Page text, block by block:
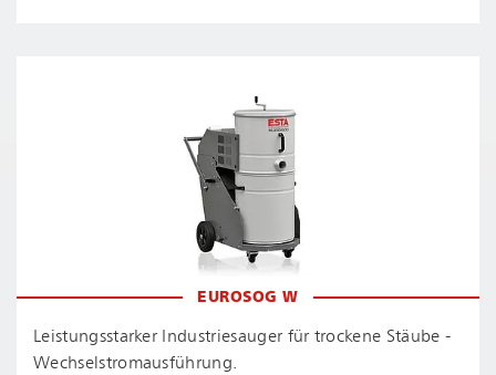
EUROSOG W
Leis­tungs­star­ker Industriesauger für trockene Stäube -
Wech­sel­strom­aus­füh­rung.